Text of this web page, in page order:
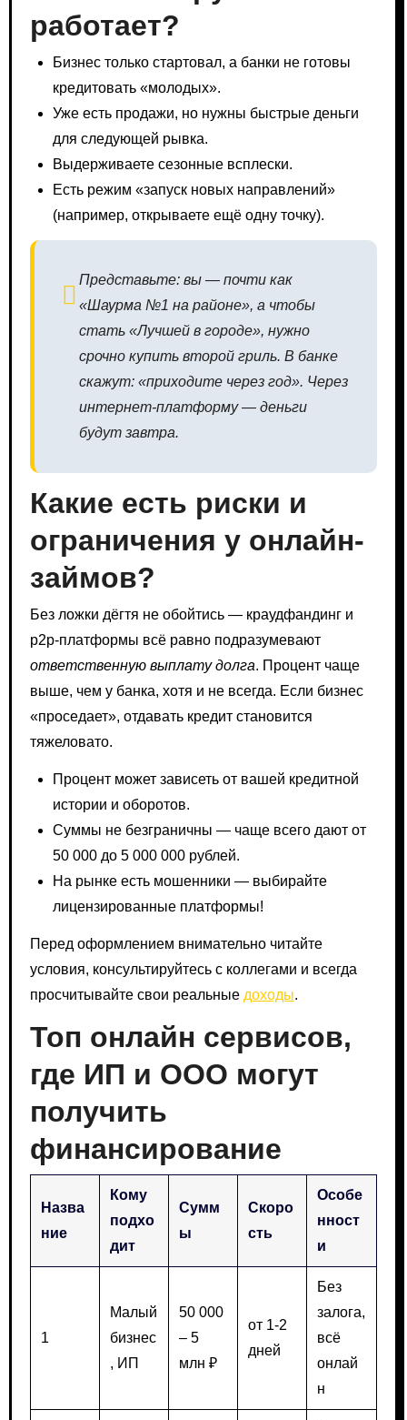
работает?
Бизнес только стартовал, а банки не готовы
кредитовать «молодых».
Уже есть продажи, но нужны быстрые деньги
для следующей рывка.
Выдерживаете сезонные всплески.
Есть режим «запуск новых направлений»
(например, открываете ещё одну точку).
Представьте: вы — почти как
«Шаурма №1 на районе», а чтобы
стать «Лучшей в городе», нужно
срочно купить второй гриль. В банке
скажут: «приходите через год». Через
интернет-платформу — деньги
будут завтра.
Какие есть риски и
ограничения у онлайн-
займов?
Без ложки дёгтя не обойтись — краудфандинг и
p2p-платформы всё равно подразумевают
ответственную выплату долга. Процент чаще
выше, чем у банка, хотя и не всегда. Если бизнес
«проседает», отдавать кредит становится
тяжеловато.
Процент может зависеть от вашей кредитной
истории и оборотов.
Суммы не безграничны — чаще всего дают от
50 000 до 5 000 000 рублей.
На рынке есть мошенники — выбирайте
лицензированные платформы!
Перед оформлением внимательно читайте
условия, консультируйтесь с коллегами и всегда
просчитывайте свои реальные доходы.
Топ онлайн сервисов,
где ИП и ООО могут
получить
финансирование
Назва
ние
Кому
подхо
дит
Сумм
ы
Скоро
сть
Особе
нност
и
1
Малый
бизнес
, ИП
50 000
– 5
млн ₽
от 1-2
дней
Без
залога,
всё
онлай
н